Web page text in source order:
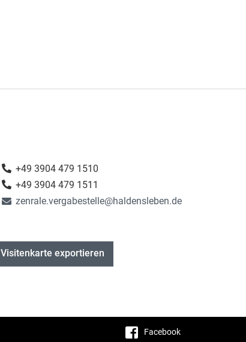
+49 3904 479 1510
+49 3904 479 1511
zenrale.vergabestelle@haldensleben.de
Visitenkarte exportieren
Facebook